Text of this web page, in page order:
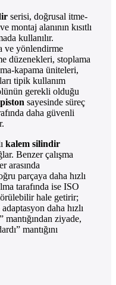
serisi, doğrusal itme-
montaj alanının kısıtlı
kullanılır.
ve yönlendirme
düzenekleri, stoplama
kapama üniteleri,
tipik kullanım
gerekli olduğu
sayesinde süreç
daha güvenli
kalem silindir
Benzer çalışma
arasında
parçaya daha hızlı
tarafında ise ISO
hale getirir;
daha hızlı
mantığından ziyade,
mantığını